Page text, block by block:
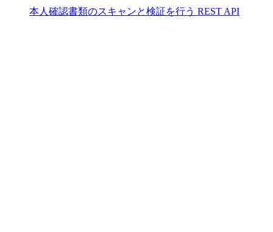
本人確認書類のスキャンと検証を行う REST API